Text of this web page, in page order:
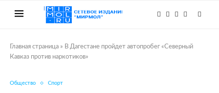
Главная страница » В Дагестане пройдет автопробег «Северный
Кавказ против наркотиков»
Общество Спорт